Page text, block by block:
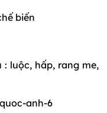
biến
luộc, hấp, rang me,